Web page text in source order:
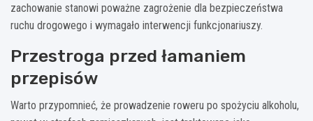
zachowanie stanowi poważne zagrożenie dla bezpieczeństwa
ruchu drogowego i wymagało interwencji funkcjonariuszy.
Przestroga przed łamaniem
przepisów
Warto przypomnieć, że prowadzenie roweru po spożyciu alkoholu,